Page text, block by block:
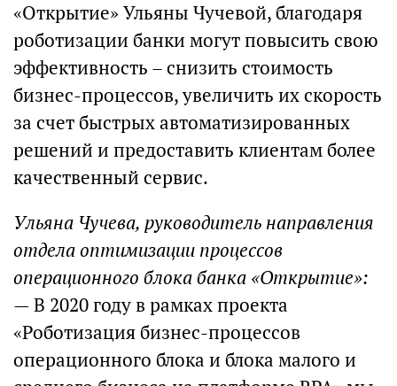
«Открытие» Ульяны Чучевой, благодаря
роботизации банки могут повысить свою
эффективность – снизить стоимость
бизнес-процессов, увеличить их скорость
за счет быстрых автоматизированных
решений и предоставить клиентам более
качественный сервис.
Ульяна Чучева, руководитель направления
отдела оптимизации процессов
операционного блока банка «Открытие»:
— В 2020 году в рамках проекта
«Роботизация бизнес-процессов
операционного блока и блока малого и